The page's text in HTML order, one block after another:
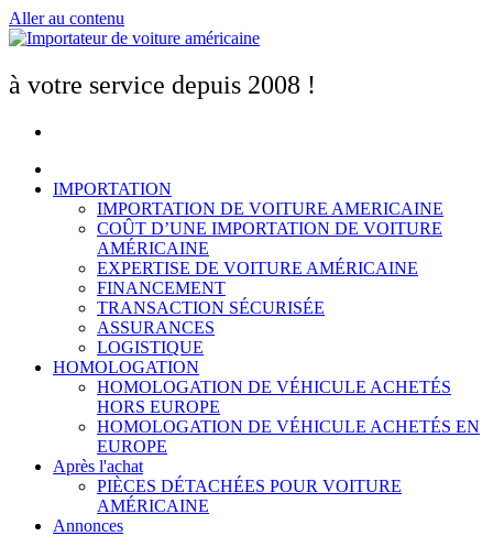
Aller au contenu
à votre service depuis 2008 !
IMPORTATION
IMPORTATION DE VOITURE AMERICAINE
COÛT D’UNE IMPORTATION DE VOITURE
AMÉRICAINE
EXPERTISE DE VOITURE AMÉRICAINE
FINANCEMENT
TRANSACTION SÉCURISÉE
ASSURANCES
LOGISTIQUE
HOMOLOGATION
HOMOLOGATION DE VÉHICULE ACHETÉS
HORS EUROPE
HOMOLOGATION DE VÉHICULE ACHETÉS EN
EUROPE
Après l'achat
PIÈCES DÉTACHÉES POUR VOITURE
AMÉRICAINE
Annonces